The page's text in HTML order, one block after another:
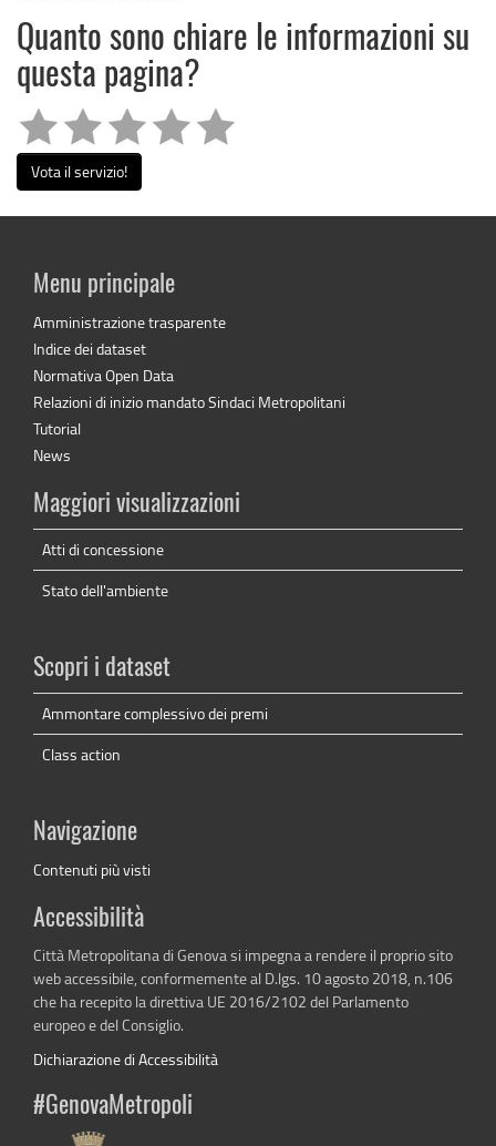
Quanto sono chiare le informazioni su
questa pagina?
Vota il servizio!
Menu principale
Amministrazione trasparente
Indice dei dataset
Normativa Open Data
Relazioni di inizio mandato Sindaci Metropolitani
Tutorial
News
Maggiori visualizzazioni
Atti di concessione
Stato dell'ambiente
Scopri i dataset
Ammontare complessivo dei premi
Class action
Navigazione
Contenuti più visti
Accessibilità
Città Metropolitana di Genova si impegna a rendere il proprio sito
web accessibile, conformemente al D.lgs. 10 agosto 2018, n.106
che ha recepito la direttiva UE 2016/2102 del Parlamento
europeo e del Consiglio.
Dichiarazione di Accessibilità
#GenovaMetropoli